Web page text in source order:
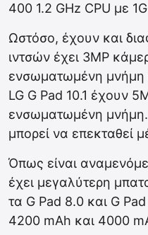
400 1.2 GHz CPU με
Ωστόσο, έχουν και
ιντσών έχει 3MP
ενσωματωμένη μνήμη
LG G Pad 10.1 έχουν
ενσωματωμένη μνήμη.
μπορεί να επεκταθεί
Όπως είναι
έχει μεγαλύτερη
τα G Pad 8.0 και G
4200 mAh και 4000